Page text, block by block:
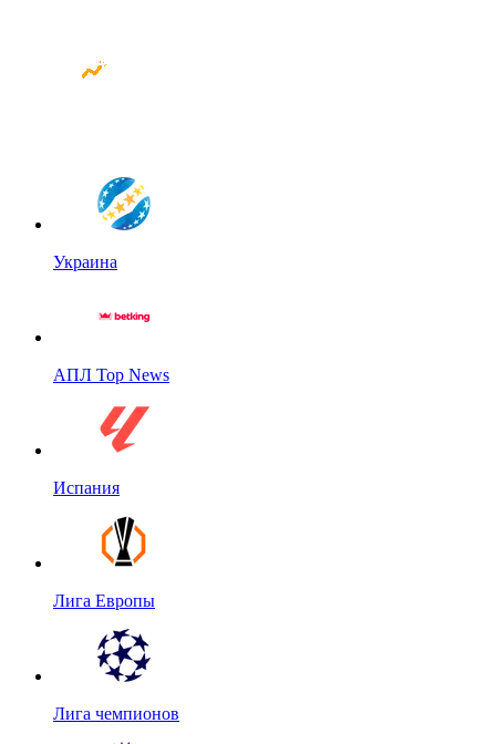
Украина
АПЛ Top News
Испания
Лига Европы
Лига чемпионов